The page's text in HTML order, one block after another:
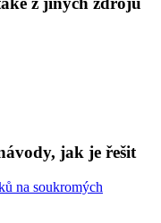
jak je řešit
na soukromých